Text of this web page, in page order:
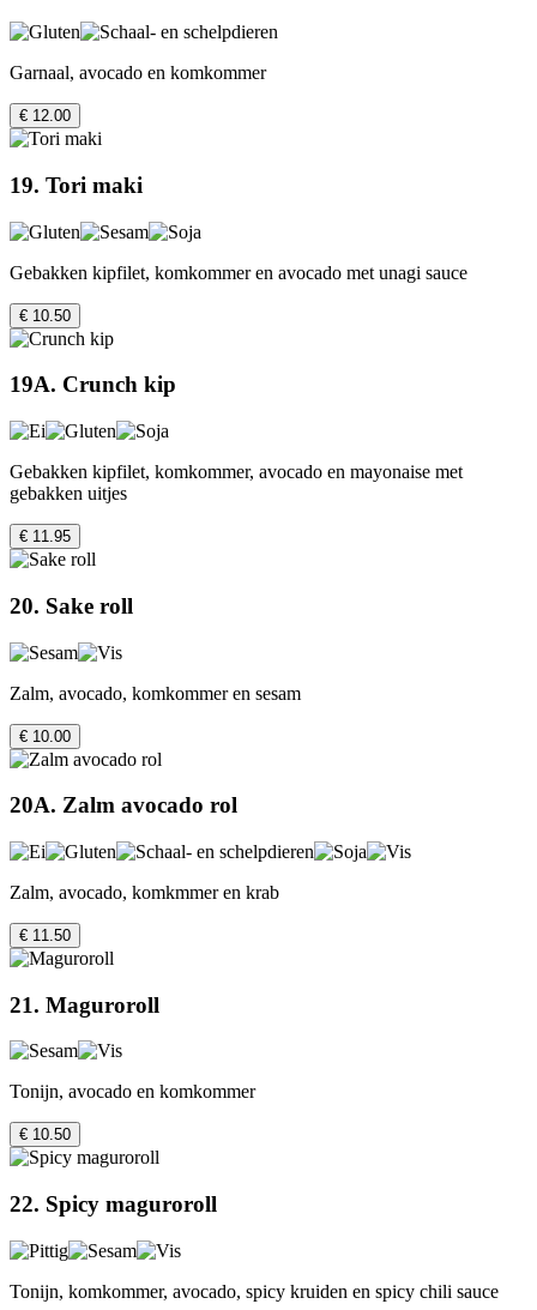
Garnaal, avocado en komkommer
€ 12.00
19. Tori maki
Gebakken kipfilet, komkommer en avocado met unagi sauce
€ 10.50
19A. Crunch kip
Gebakken kipfilet, komkommer, avocado en mayonaise met
gebakken uitjes
€ 11.95
20. Sake roll
Zalm, avocado, komkommer en sesam
€ 10.00
20A. Zalm avocado rol
Zalm, avocado, komkmmer en krab
€ 11.50
21. Maguroroll
Tonijn, avocado en komkommer
€ 10.50
22. Spicy maguroroll
Tonijn, komkommer, avocado, spicy kruiden en spicy chili sauce